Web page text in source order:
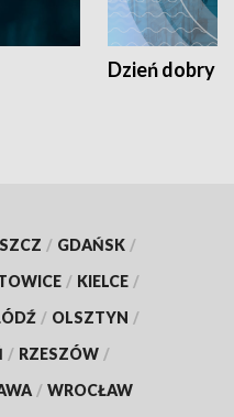
Dzień dobry
/ GDAŃSK /
/ KIELCE /
/ OLSZTYN /
/ RZESZÓW /
/ WROCŁAW